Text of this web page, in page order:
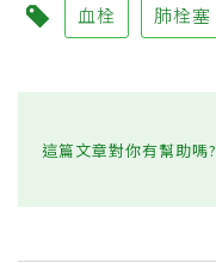
血栓 肺栓塞
這篇文章對你有幫助嗎?